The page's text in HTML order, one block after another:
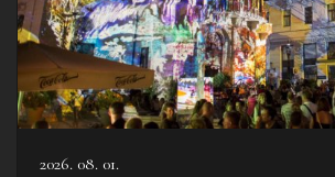
2026. 08. 01.